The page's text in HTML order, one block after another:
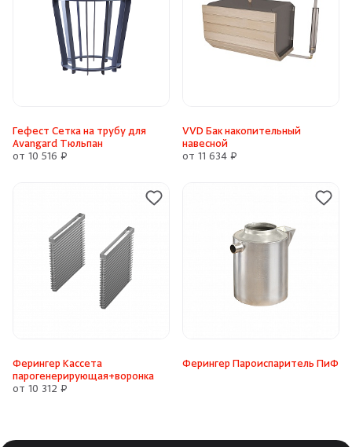
Гефест Сетка на трубу для
Avangard Тюльпан
от 10 516 ₽
VVD Бак накопительный
навесной
от 11 634 ₽
Ферингер Кассета
парогенерирующая+воронка
от 10 312 ₽
Ферингер Пароиспаритель ПиФ